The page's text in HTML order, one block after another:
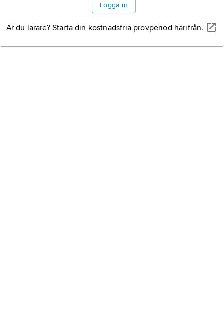
Logga in
Är du lärare? Starta din kostnadsfria provperiod härifrån.